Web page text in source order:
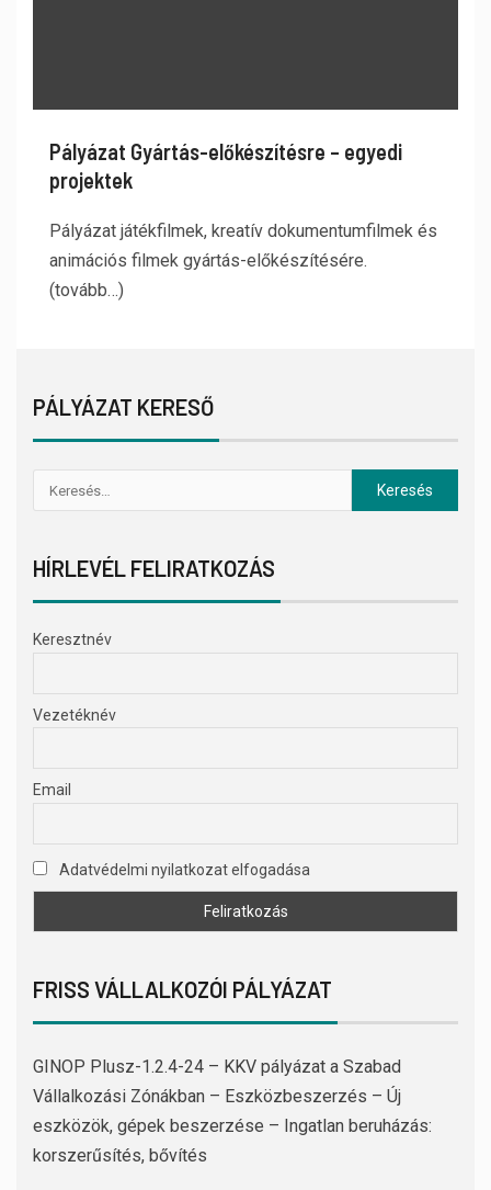
Pályázat Gyártás-előkészítésre – egyedi
projektek
Pályázat játékfilmek, kreatív dokumentumfilmek és
animációs filmek gyártás-előkészítésére.
(tovább…)
PÁLYÁZAT KERESŐ
HÍRLEVÉL FELIRATKOZÁS
Keresztnév
Vezetéknév
Email
Adatvédelmi nyilatkozat elfogadása
FRISS VÁLLALKOZÓI PÁLYÁZAT
GINOP Plusz-1.2.4-24 – KKV pályázat a Szabad
Vállalkozási Zónákban – Eszközbeszerzés – Új
eszközök, gépek beszerzése – Ingatlan beruházás:
korszerűsítés, bővítés